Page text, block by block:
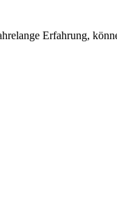
Erfahrung,